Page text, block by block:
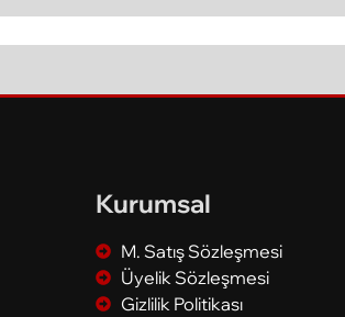
Kurumsal
M. Satış Sözleşmesi
Üyelik Sözleşmesi
Gizlilik Politikası